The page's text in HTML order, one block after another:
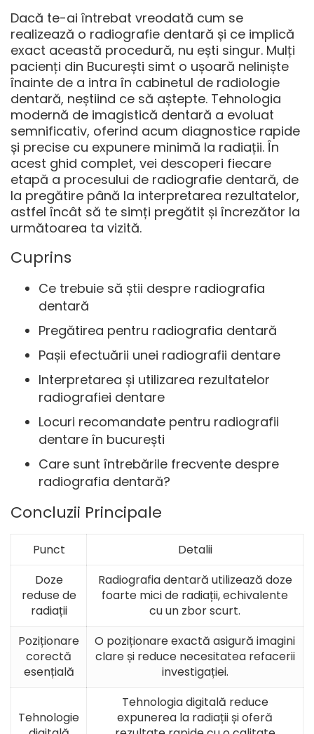
Dacă te-ai întrebat vreodată cum se
realizează o radiografie dentară și ce implică
exact această procedură, nu ești singur. Mulți
pacienți din București simt o ușoară neliniște
înainte de a intra în cabinetul de radiologie
dentară, neștiind ce să aștepte. Tehnologia
modernă de imagistică dentară a evoluat
semnificativ, oferind acum diagnostice rapide
și precise cu expunere minimă la radiații. În
acest ghid complet, vei descoperi fiecare
etapă a procesului de radiografie dentară, de
la pregătire până la interpretarea rezultatelor,
astfel încât să te simți pregătit și încrezător la
următoarea ta vizită.
Cuprins
Ce trebuie să știi despre radiografia
dentară
Pregătirea pentru radiografia dentară
Pașii efectuării unei radiografii dentare
Interpretarea și utilizarea rezultatelor
radiografiei dentare
Locuri recomandate pentru radiografii
dentare în bucurești
Care sunt întrebările frecvente despre
radiografia dentară?
Concluzii Principale
Punct
Detalii
Doze
reduse de
radiații
Radiografia dentară utilizează doze
foarte mici de radiații, echivalente
cu un zbor scurt.
Poziționare
corectă
esențială
O poziționare exactă asigură imagini
clare și reduce necesitatea refacerii
investigației.
Tehnologie
Tehnologia digitală reduce
expunerea la radiații și oferă